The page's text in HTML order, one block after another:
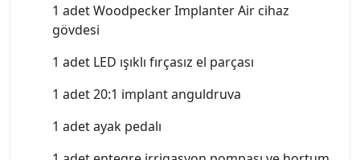
1 adet Woodpecker Implanter Air cihaz
gövdesi
1 adet LED ışıklı fırçasız el parçası
1 adet 20:1 implant anguldruva
1 adet ayak pedalı